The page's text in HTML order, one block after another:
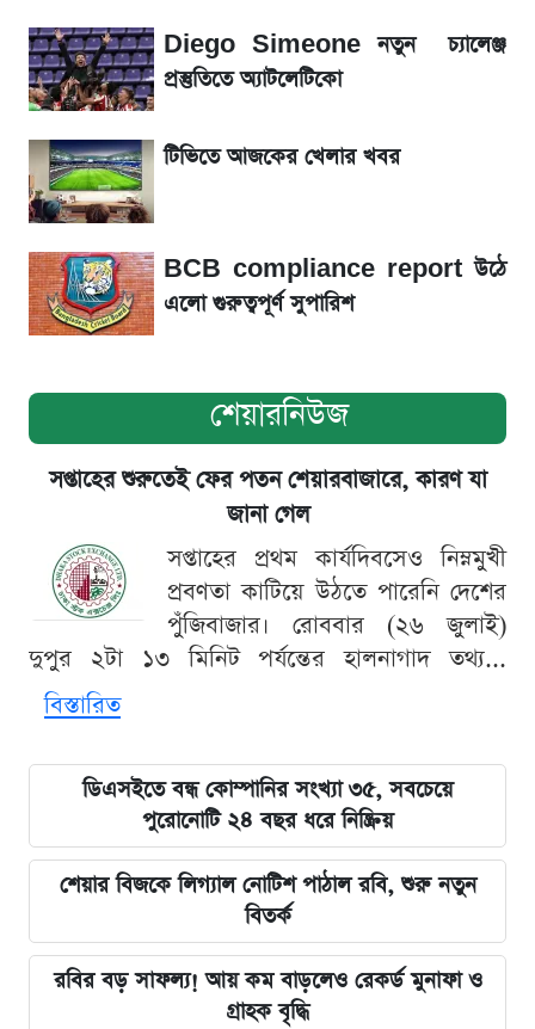
টিভিতে আজকের খেলা (৭ আগস্ট)
সৌদিতে বাংলাদেশিদের আকামা নবায়নে বদলে গেল
নিয়ম
Diego Simeone নতুন চ্যালেঞ্জ
প্রস্তুতিতে অ্যাটলেটিকো
টিভিতে আজকের খেলার খবর
BCB compliance report উঠে
এলো গুরুত্বপূর্ণ সুপারিশ
শেয়ারনিউজ
সপ্তাহের শুরুতেই ফের পতন শেয়ারবাজারে, কারণ যা
জানা গেল
সপ্তাহের প্রথম কার্যদিবসেও নিম্নমুখী
প্রবণতা কাটিয়ে উঠতে পারেনি দেশের
পুঁজিবাজার। রোববার (২৬ জুলাই)
দুপুর ২টা ১৩ মিনিট পর্যন্তের হালনাগাদ তথ্য...
বিস্তারিত
ডিএসইতে বন্ধ কোম্পানির সংখ্যা ৩৫, সবচেয়ে
পুরোনোটি ২৪ বছর ধরে নিষ্ক্রিয়
শেয়ার বিজকে লিগ্যাল নোটিশ পাঠাল রবি, শুরু নতুন
বিতর্ক
রবির বড় সাফল্য! আয় কম বাড়লেও রেকর্ড মুনাফা ও
গ্রাহক বৃদ্ধি